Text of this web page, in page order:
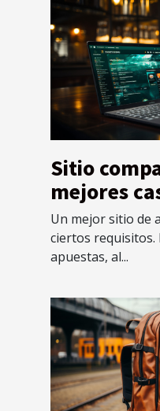
Sitio
mejores
apuestas
Un mejor sitio de
ciertos requisitos.
apuestas, al...